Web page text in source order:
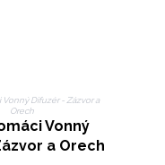
Vonný
a Orech